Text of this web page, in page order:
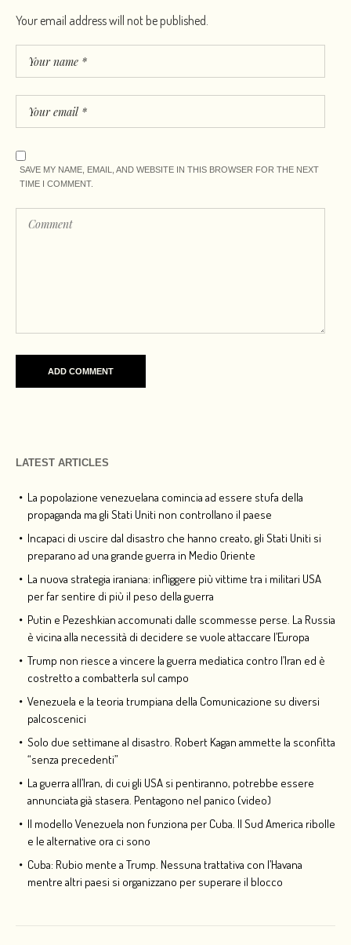
Your email address will not be published.
SAVE MY NAME, EMAIL, AND WEBSITE IN THIS BROWSER FOR THE NEXT
TIME I COMMENT.
LATEST ARTICLES
La popolazione venezuelana comincia ad essere stufa della
propaganda ma gli Stati Uniti non controllano il paese
Incapaci di uscire dal disastro che hanno creato, gli Stati Uniti si
preparano ad una grande guerra in Medio Oriente
La nuova strategia iraniana: infliggere più vittime tra i militari USA
per far sentire di più il peso della guerra
Putin e Pezeshkian accomunati dalle scommesse perse. La Russia
è vicina alla necessità di decidere se vuole attaccare l’Europa
Trump non riesce a vincere la guerra mediatica contro l’Iran ed è
costretto a combatterla sul campo
Venezuela e la teoria trumpiana della Comunicazione su diversi
palcoscenici
Solo due settimane al disastro. Robert Kagan ammette la sconfitta
“senza precedenti”
La guerra all’Iran, di cui gli USA si pentiranno, potrebbe essere
annunciata già stasera. Pentagono nel panico (video)
Il modello Venezuela non funziona per Cuba. Il Sud America ribolle
e le alternative ora ci sono
Cuba: Rubio mente a Trump. Nessuna trattativa con l’Havana
mentre altri paesi si organizzano per superare il blocco